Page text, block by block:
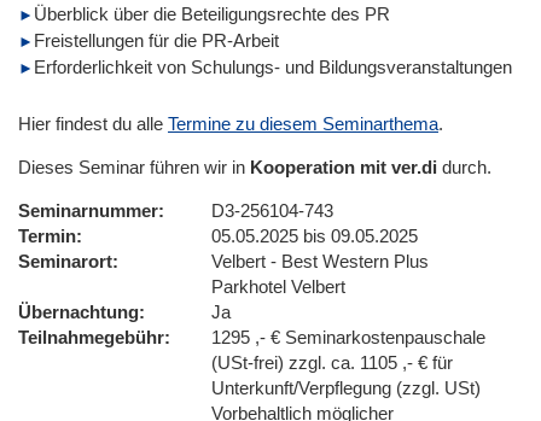
Überblick über die Beteiligungsrechte des PR
Freistellungen für die PR-Arbeit
Erforderlichkeit von Schulungs- und Bildungsveranstaltungen
Hier findest du alle Termine zu diesem Seminarthema.
Dieses Seminar führen wir in Kooperation mit ver.di durch.
Seminarnummer
D3-256104-743
Termin
05.05.2025 bis 09.05.2025
Seminarort
Velbert - Best Western Plus
Parkhotel Velbert
Übernachtung
Ja
Teilnahmegebühr
1295 ,- € Seminarkostenpauschale
(USt-frei) zzgl. ca. 1105 ,- € für
Unterkunft/Verpflegung (zzgl. USt)
Vorbehaltlich möglicher